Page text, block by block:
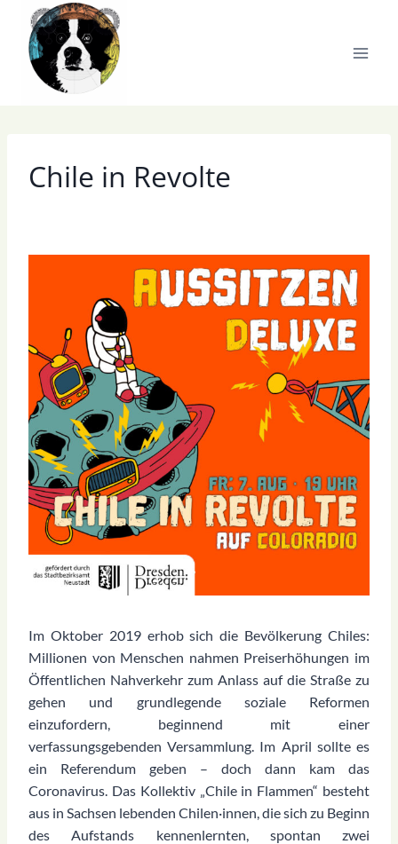
Inhalt
springen
Chile in Revolte
Im Oktober 2019 erhob sich die Bevölkerung Chiles:
Millionen von Menschen nahmen Preiserhöhungen im
Öffentlichen Nahverkehr zum Anlass auf die Straße zu
gehen und grundlegende soziale Reformen
einzufordern, beginnend mit einer
verfassungsgebenden Versammlung. Im April sollte es
ein Referendum geben – doch dann kam das
Coronavirus. Das Kollektiv „Chile in Flammen“ besteht
aus in Sachsen lebenden Chilen·innen, die sich zu Beginn
des Aufstands kennenlernten, spontan zwei